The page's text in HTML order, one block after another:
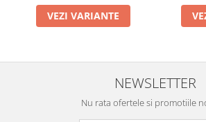
VEZI VARIANTE
NEWSLETTER
Nu rata ofertele si promotiile